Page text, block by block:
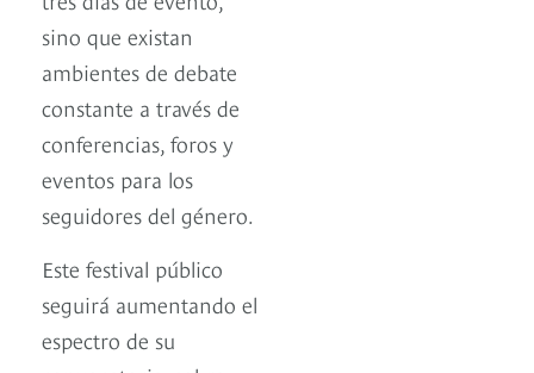
sino que existan
ambientes de debate
constante a través de
conferencias, foros y
eventos para los
seguidores del género.
Este festival público
seguirá aumentando el
espectro de su